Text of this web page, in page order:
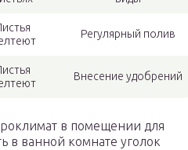
Регулярный полив
Внесение удобрений
в помещении для
в ванной комнате уголок